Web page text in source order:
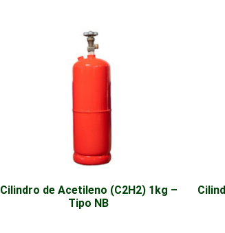
Cilindro de Acetileno (C2H2) 1kg –
Tipo NB